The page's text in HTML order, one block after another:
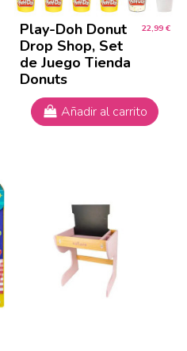
Play-Doh Donut
Drop Shop, Set
de Juego Tienda
Donuts
22,99 €
Añadir al carrito